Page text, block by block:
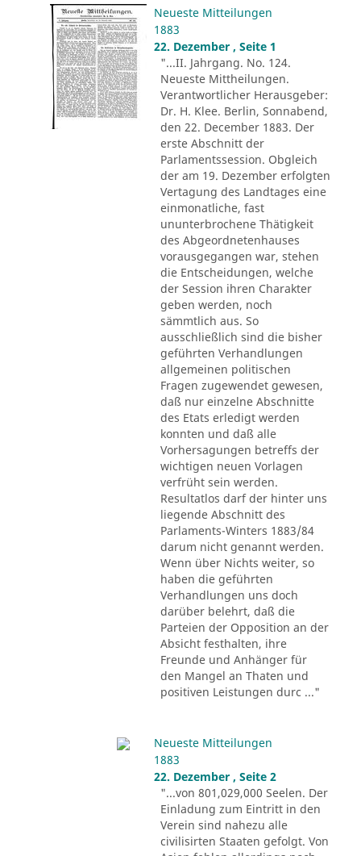
Neueste Mitteilungen
1883
22. Dezember , Seite 1
"...II. Jahrgang. No. 124.
Neueste Mittheilungen.
Verantwortlicher Herausgeber:
Dr. H. Klee. Berlin, Sonnabend,
den 22. December 1883. Der
erste Abschnitt der
Parlamentssession. Obgleich
der am 19. Dezember erfolgten
Vertagung des Landtages eine
einmonatliche, fast
ununterbrochene Thätigkeit
des Abgeordnetenhauses
vorausgegangen war, stehen
die Entscheidungen, welche
der Session ihren Charakter
geben werden, noch
sämmtlich aus. So
ausschließlich sind die bisher
geführten Verhandlungen
allgemeinen politischen
Fragen zugewendet gewesen,
daß nur einzelne Abschnitte
des Etats erledigt werden
konnten und daß alle
Vorhersagungen betreffs der
wichtigen neuen Vorlagen
verfrüht sein werden.
Resultatlos darf der hinter uns
liegende Abschnitt des
Parlaments-Winters 1883/84
darum nicht genannt werden.
Wenn über Nichts weiter, so
haben die geführten
Verhandlungen uns doch
darüber belehrt, daß die
Parteien der Opposition an der
Absicht festhalten, ihre
Freunde und Anhänger für
den Mangel an Thaten und
positiven Leistungen durc ..."
Neueste Mitteilungen
1883
22. Dezember , Seite 2
"...von 801,029,000 Seelen. Der
Einladung zum Eintritt in den
Verein sind nahezu alle
civilisirten Staaten gefolgt. Von